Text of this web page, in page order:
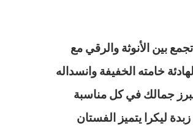
بين الأنوثة والرقي مع
خامته الخفيفة وانسداله
جمالك في كل مناسبة
ليكرا يتميز الفستان